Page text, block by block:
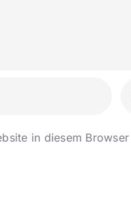
in diesem